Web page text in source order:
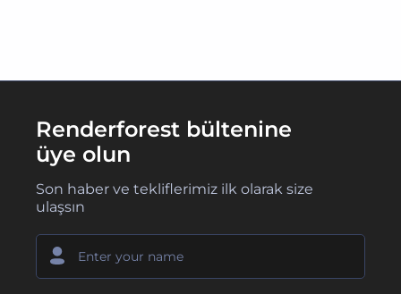
Renderforest bültenine
üye olun
Son haber ve tekliflerimiz ilk olarak size
ulaşsın